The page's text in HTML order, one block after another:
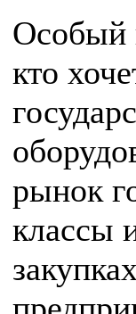
Особый
кто
рынок
классы